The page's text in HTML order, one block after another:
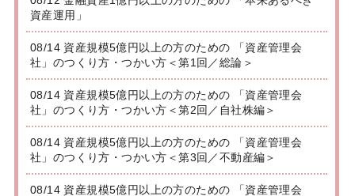
資産運用」
08/14 資産規模5億円以上の方のための 「資産管理会
社」のつくり方・つかい方＜第1回／総論＞
08/14 資産規模5億円以上の方のための 「資産管理会
社」のつくり方・つかい方＜第2回／自社株編＞
08/14 資産規模5億円以上の方のための 「資産管理会
社」のつくり方・つかい方＜第3回／不動産編＞
08/14 資産規模5億円以上の方のための 「資産管理会